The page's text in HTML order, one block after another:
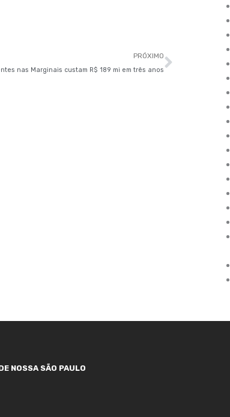
PRÓXIMO
nas Marginais custam R$ 189 mi em três anos
Próximo
NOSSA SÃO PAULO